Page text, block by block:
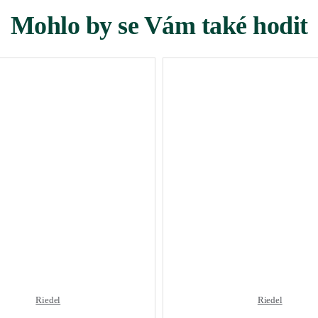
Mohlo by se Vám také hodit
Riedel Riedel